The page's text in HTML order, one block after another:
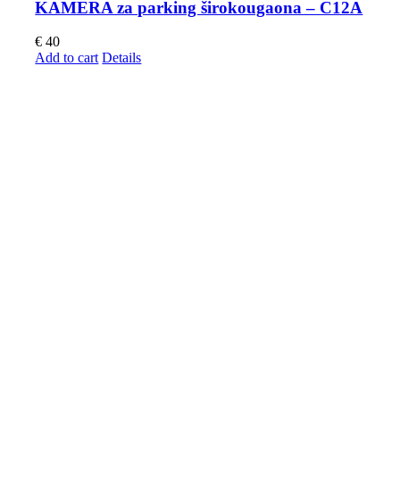
KAMERA za parking širokougaona – C12A
€ 40
Add to cart Details